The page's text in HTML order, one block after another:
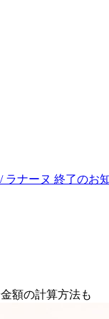
/ ラナーヌ 終了のお
額の計算方法も